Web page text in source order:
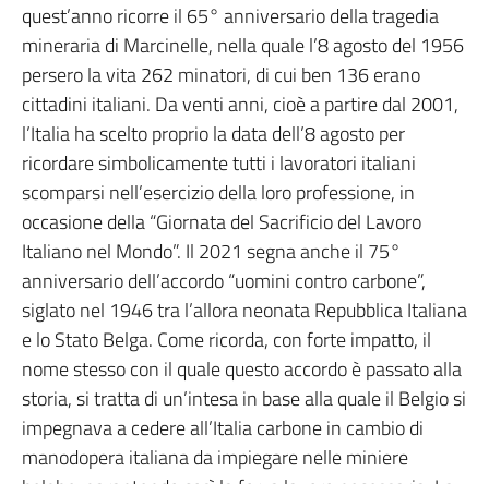
quest’anno ricorre il 65° anniversario della tragedia
mineraria di Marcinelle, nella quale l’8 agosto del 1956
persero la vita 262 minatori, di cui ben 136 erano
cittadini italiani. Da venti anni, cioè a partire dal 2001,
l’Italia ha scelto proprio la data dell’8 agosto per
ricordare simbolicamente tutti i lavoratori italiani
scomparsi nell’esercizio della loro professione, in
occasione della “Giornata del Sacrificio del Lavoro
Italiano nel Mondo”. Il 2021 segna anche il 75°
anniversario dell’accordo “uomini contro carbone”,
siglato nel 1946 tra l’allora neonata Repubblica Italiana
e lo Stato Belga. Come ricorda, con forte impatto, il
nome stesso con il quale questo accordo è passato alla
storia, si tratta di un’intesa in base alla quale il Belgio si
impegnava a cedere all’Italia carbone in cambio di
manodopera italiana da impiegare nelle miniere